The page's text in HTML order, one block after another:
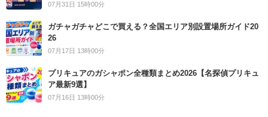
07月31日 15時00分
ガチャガチャどこで買える？全国エリア別設置場所ガイド20
26
07月17日 13時00分
プリキュアのガシャポン全種類まとめ2026【名探偵プリキュ
ア最新9選】
07月16日 13時00分